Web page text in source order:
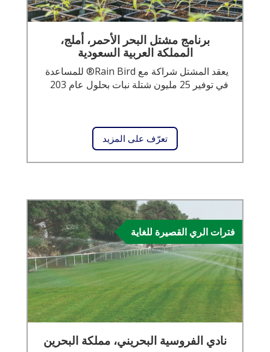
برنامج مشتل البحر الأحمر، أملج،
المملكة العربية السعودية
يعقد المشتل شراكة مع Rain Bird® للمساعدة
في توفير 25 مليون شتلة نبات بحلول عام 203
تعرّف على المزيد
فترات الري القصيرة للغاية
نادي الفروسية البحريني، مملكة البحرين